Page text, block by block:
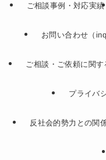
ご相談事例・対応実績
お問い合わせ（
ご相談・ご依頼に関
プライバ
反社会的勢力との関